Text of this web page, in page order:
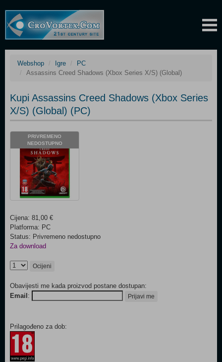
Webshop Igre
PC
Assassins Creed Shadows (Xbox Series X/S) (Global)
Kupi Assassins Creed Shadows (Xbox Series
X/S) (Global) (PC)
PRIVREMENO
NEDOSTUPNO
Cijena: 81,00 €
Platforma: PC
Status: Privremeno nedostupno
Za download
Ocijeni
Obavijesti me kada proizvod postane dostupan:
Email : Prijavi me
Prilagođeno za dob: